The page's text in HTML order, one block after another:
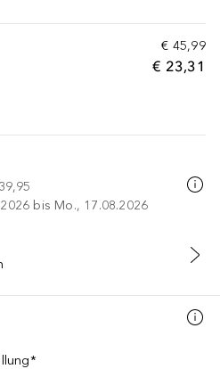
€ 45,99
€ 23,31
bis Mo., 17.08.2026